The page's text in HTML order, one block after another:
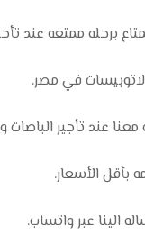
ممتعه عند
عند تأجير الباصات